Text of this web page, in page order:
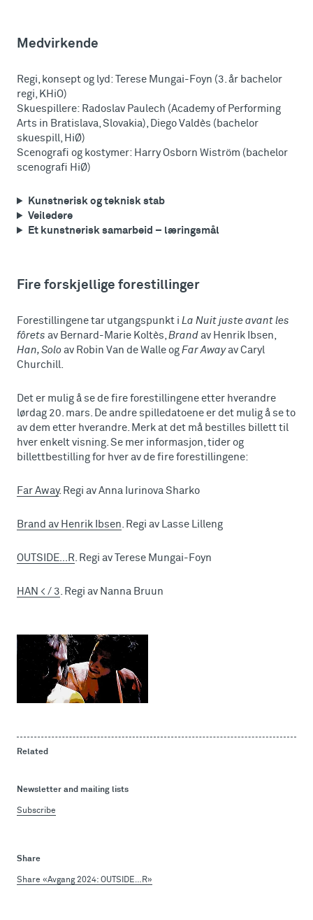
Medvirkende
Regi, konsept og lyd: Terese Mungai-Foyn (3. år bachelor
regi, KHiO)
Skuespillere: Radoslav Paulech (Academy of Performing
Arts in Bratislava, Slovakia), Diego Valdès (bachelor
skuespill, HiØ)
Scenografi og kostymer: Harry Osborn Wiström (bachelor
scenografi HiØ)
Kunstnerisk og teknisk stab
Veiledere
Et kunstnerisk samarbeid – læringsmål
Fire forskjellige forestillinger
Forestillingene tar utgangspunkt i La Nuit juste avant les
fôrets av Bernard-Marie Koltès,Brand av Henrik Ibsen,
Han, Solo av Robin Van de Walle og Far Awayav Caryl
Churchill.
Det er mulig å se de fire forestillingene etter hverandre
lørdag 20. mars. De andre spilledatoene er det mulig å se to
av dem etter hverandre. Merk at det må bestilles billett til
hver enkelt visning. Se mer informasjon, tider og
billettbestilling for hver av de fire forestillingene:
Far Away. Regi av Anna Iurinova Sharko
Brand av Henrik Ibsen. Regi av Lasse Lilleng
OUTSIDE…R. Regi av Terese Mungai-Foyn
HAN < / 3. Regi av Nanna Bruun
Related
Newsletter and mailing lists
Subscribe
Share
Share «Avgang 2024: OUTSIDE…R»